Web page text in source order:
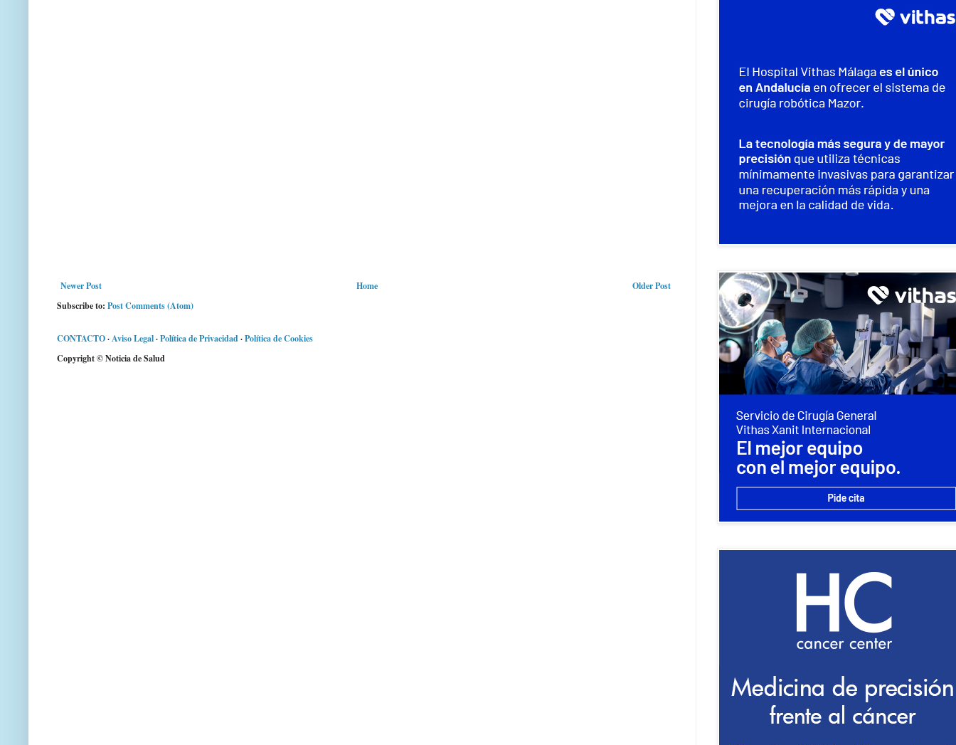
Newer Post Older Post
Home
Subscribe to: Post Comments (Atom)
CONTACTO·Aviso Legal·Política de Privacidad·Política de Cookies
Copyright © Noticia de Salud